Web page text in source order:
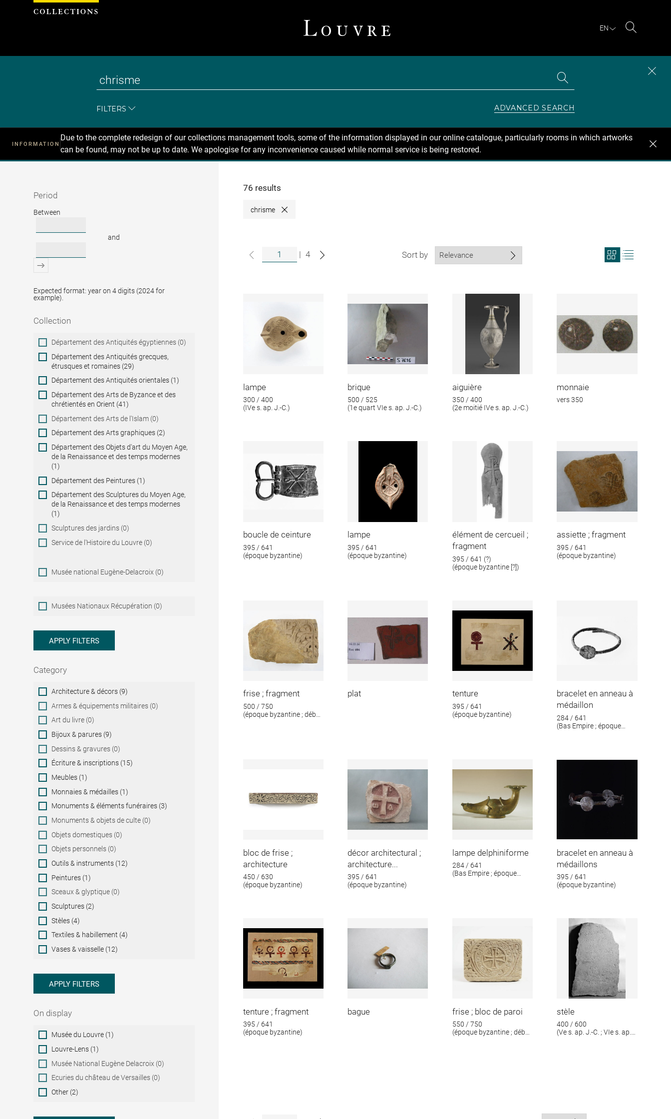
EN
FILTERS ADVANCED SEARCH
INFORMATION
Due to the complete redesign of our collections management tools, some of the information displayed in our online catalogue, particularly rooms in which artworks
can be found, may not be up to date. We apologise for any inconvenience caused while normal service is being restored.
Recherche
Period
Period
Between
and
Expected format: year on 4 digits (2024 for
example).
Collection
Collection
Département des Antiquités égyptiennes (0)
Département des Antiquités grecques,
étrusques et romaines (29)
Département des Antiquités orientales (1)
Département des Arts de Byzance et des
chrétientés en Orient (41)
Département des Arts de l'Islam (0)
Département des Arts graphiques (2)
Département des Objets d'art du Moyen Age,
de la Renaissance et des temps modernes
(1)
Département des Peintures (1)
Département des Sculptures du Moyen Age,
de la Renaissance et des temps modernes
(1)
Sculptures des jardins (0)
Service de l'Histoire du Louvre (0)
Musée national Eugène-Delacroix (0)
Musées
Nationaux
Musées Nationaux Récupération (0)
APPLY FILTERS
Category
Category
Architecture & décors (9)
Armes & équipements militaires (0)
Art du livre (0)
Bijoux & parures (9)
Dessins & gravures (0)
Écriture & inscriptions (15)
Meubles (1)
Monnaies & médailles (1)
Monuments & éléments funéraires (3)
Monuments & objets de culte (0)
Objets domestiques (0)
Objets personnels (0)
Outils & instruments (12)
Peintures (1)
Sceaux & glyptique (0)
Sculptures (2)
Stèles (4)
Textiles & habillement (4)
Vases & vaisselle (12)
APPLY FILTERS
On display
On
display
Musée du Louvre (1)
Louvre-Lens (1)
Musée National Eugène Delacroix (0)
Ecuries du château de Versailles (0)
Other (2)
76 results
chrisme Close
| 4 Sort by
View
search
lampe
300 / 400
(IVe s. ap. J.-C.)
brique
500 / 525
(1e quart VIe s. ap. J.-C.)
aiguière
350 / 400
(2e moitié IVe s. ap. J.-C.)
monnaie
vers 350
boucle de ceinture
395 / 641
(époque byzantine)
lampe
395 / 641
(époque byzantine)
élément de cercueil ;
fragment
395 / 641 (?)
(époque byzantine [?])
assiette ; fragment
395 / 641
(époque byzantine)
frise ; fragment
500 / 750
(époque byzantine ; début
plat tenture
395 / 641
(époque byzantine)
bracelet en anneau à
médaillon
284 / 641
(Bas Empire ; époque
bloc de frise ;
architecture
450 / 630
(époque byzantine)
décor architectural ;
architecture...
395 / 641
(époque byzantine)
lampe delphiniforme
284 / 641
(Bas Empire ; époque
bracelet en anneau à
médaillons
395 / 641
(époque byzantine)
tenture ; fragment
395 / 641
(époque byzantine)
bague frise ; bloc de paroi
550 / 750
(époque byzantine ; début
stèle
400 / 600
(Ve s. ap. J.-C. ; VIe s. ap.
Cookies management panel